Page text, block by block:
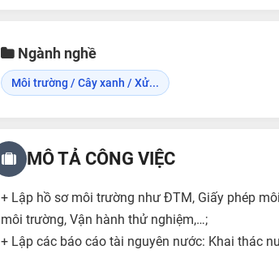
Ngành nghề
Môi trường / Cây xanh / Xử...
MÔ TẢ CÔNG VIỆC
+ Lập hồ sơ môi trường như ĐTM, Giấy phép
môi trường, Vận hành thử nghiệm,…;
+ Lập các báo cáo tài nguyên nước: Khai thác